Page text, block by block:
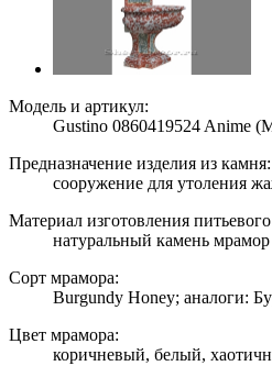
Модель и артикул:
Gustino 0860419524 Anime
Предназначение изделия из камня:
сооружение для утоления
Материал изготовления
натуральный камень мрамор
Сорт мрамора:
Burgundy Honey; аналоги:
Цвет мрамора:
коричневый, белый,